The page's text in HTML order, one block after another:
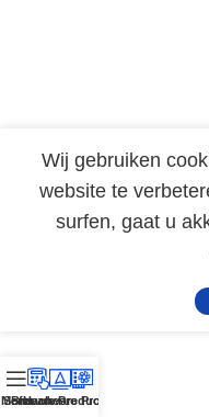
Menu
Branches
Software Producten
Hardware Producten
Wij gebruiken
website te
surfen, gaat u